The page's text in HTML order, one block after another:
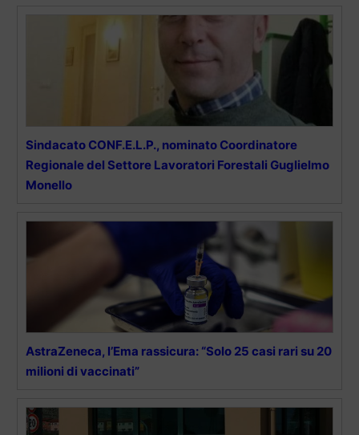
Sindacato CONF.E.L.P., nominato Coordinatore
Regionale del Settore Lavoratori Forestali Guglielmo
Monello
AstraZeneca, l’Ema rassicura: “Solo 25 casi rari su 20
milioni di vaccinati”